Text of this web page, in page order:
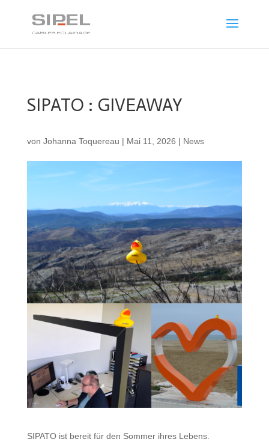
SIPATO : GIVEAWAY
von Johanna Toquereau | Mai 11, 2026 | News
SIPATO ist bereit für den Sommer ihres Lebens.